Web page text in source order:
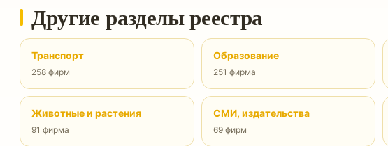
Другие разделы реестра
Транспорт
258 фирм
Образование
251 фирма
Животные и растения
91 фирма
СМИ, издательства
69 фирм